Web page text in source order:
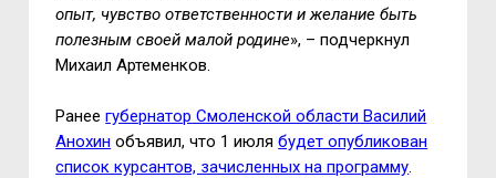
опыт, чувство ответственности и желание быть
полезным своей малой родине», – подчеркнул
Михаил Артеменков.
Ранеегубернатор Смоленской области Василий
Анохин объявил, что 1 июлябудет опубликован
список курсантов, зачисленных на программу.